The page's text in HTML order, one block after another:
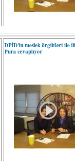
DPİD'in meslek örgütleri ile
Pura cevaplıyor